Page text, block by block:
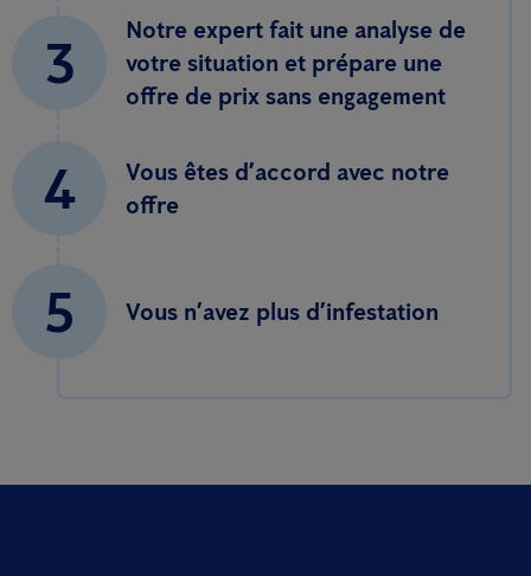
3
Notre expert fait une analyse de
votre situation et prépare une
offre de prix sans engagement
4
Vous êtes d’accord avec notre
offre
5 Vous n’avez plus d’infestation